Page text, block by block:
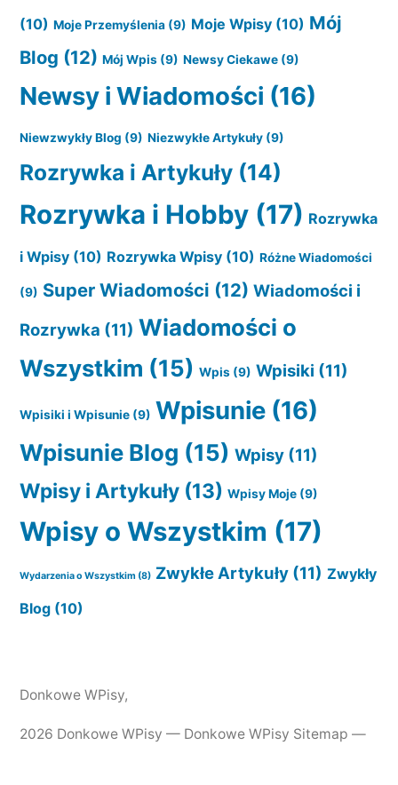
(10) Moje Przemyślenia (9) Moje Wpisy (10) Mój
Blog (12) Mój Wpis (9) Newsy Ciekawe (9)
Newsy i Wiadomości (16)
Niewzwykły Blog (9) Niezwykłe Artykuły (9)
Rozrywka i Artykuły (14)
Rozrywka i Hobby (17) Rozrywka
i Wpisy (10) Rozrywka Wpisy (10) Różne Wiadomości
(9) Super Wiadomości (12) Wiadomości i
Rozrywka (11) Wiadomości o
Wszystkim (15) Wpis (9) Wpisiki (11)
Wpisiki i Wpisunie (9) Wpisunie (16)
Wpisunie Blog (15) Wpisy (11)
Wpisy i Artykuły (13) Wpisy Moje (9)
Wpisy o Wszystkim (17)
Wydarzenia o Wszystkim (8) Zwykłe Artykuły (11) Zwykły
Blog (10)
Donkowe WPisy,
2026 Donkowe WPisy — Donkowe WPisy Sitemap —